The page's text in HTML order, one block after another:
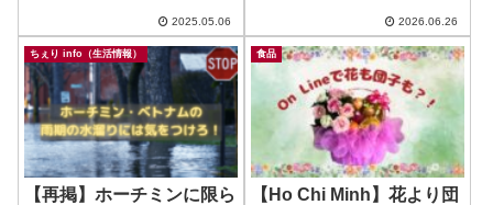
れて状況変化？
2025.05.06
RINSE
2026.06.26
ちぇり info（生活情報）
【再掲】ホーチミンに限ら
食品
【Ho Chi Minh】花より団